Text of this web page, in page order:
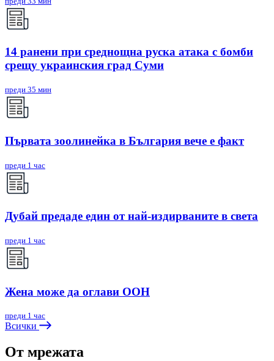
14 ранени при среднощна руска атака с бомби
срещу украинския град Суми
преди 35 мин
Първата зоолинейка в България вече е факт
преди 1 час
Дубай предаде един от най-издирваните в света
преди 1 час
Жена може да оглави ООН
преди 1 час
Всички
От мрежата